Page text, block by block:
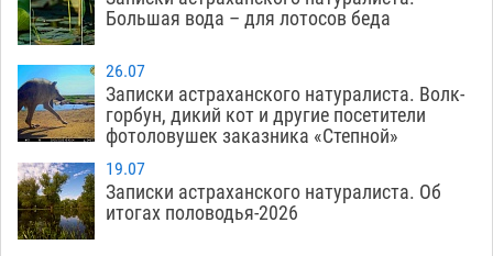
Большая вода – для лотосов беда
26.07
Записки астраханского натуралиста. Волк-
горбун, дикий кот и другие посетители
фотоловушек заказника «Степной»
19.07
Записки астраханского натуралиста. Об
итогах половодья-2026